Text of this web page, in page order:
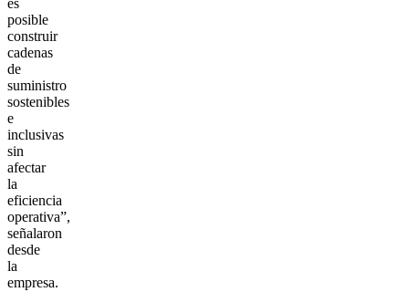
es
posible
construir
cadenas
de
suministro
sostenibles
e
inclusivas
sin
afectar
la
eficiencia
operativa”,
señalaron
desde
la
empresa.